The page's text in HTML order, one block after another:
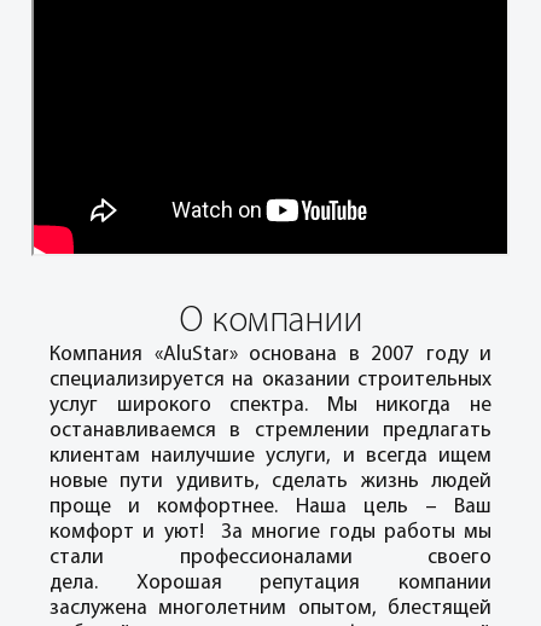
О компании
Компания «AluStar» основана в 2007 году и
специализируется на оказании строительных
услуг широкого спектра. Мы никогда не
останавливаемся в стремлении предлагать
клиентам наилучшие услуги, и всегда ищем
новые пути удивить, сделать жизнь людей
проще и комфортнее. Наша цель – Ваш
комфорт и уют! За многие годы работы мы
стали профессионалами своего
дела. Хорошая репутация компании
заслужена многолетним опытом, блестящей